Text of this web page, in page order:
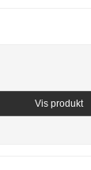
Vis produkt